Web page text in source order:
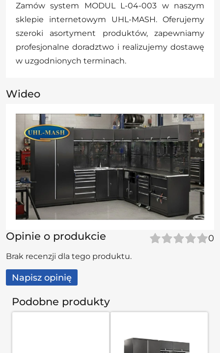
Zamów system MODUL L-04-003 w naszym
sklepie internetowym UHL-MASH. Oferujemy
szeroki asortyment produktów, zapewniamy
profesjonalne doradztwo i realizujemy dostawę
w uzgodnionych terminach.
Wideo
Opinie o produkcie 0
Brak recenzji dla tego produktu.
Napisz opinię
Podobne produkty